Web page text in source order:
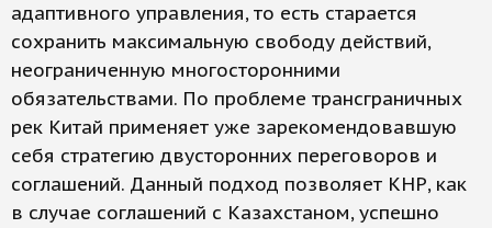
адаптивного управления, то есть старается
сохранить максимальную свободу действий,
неограниченную многосторонними
обязательствами. По проблеме трансграничных
рек Китай применяет уже зарекомендовавшую
себя стратегию двусторонних переговоров и
соглашений. Данный подход позволяет КНР, как
в случае соглашений с Казахстаном, успешно